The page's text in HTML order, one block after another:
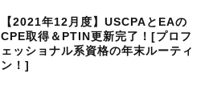
【2021年12月度】USCPAとEAの
CPE取得＆PTIN更新完了！[プロフ
ェッショナル系資格の年末ルーティ
ン！]